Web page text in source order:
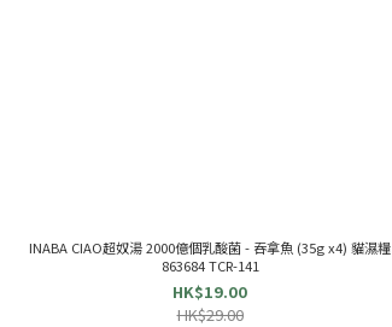
INABA CIAO超奴湯 2000億個乳酸菌 - 吞拿魚 (35g x4) 貓濕糧
863684 TCR-141
HK$19.00
HK$29.00